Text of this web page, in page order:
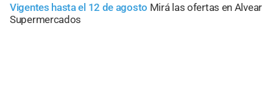
Vigentes hasta el 12 de agosto Mirá las ofertas en Alvear
Supermercados